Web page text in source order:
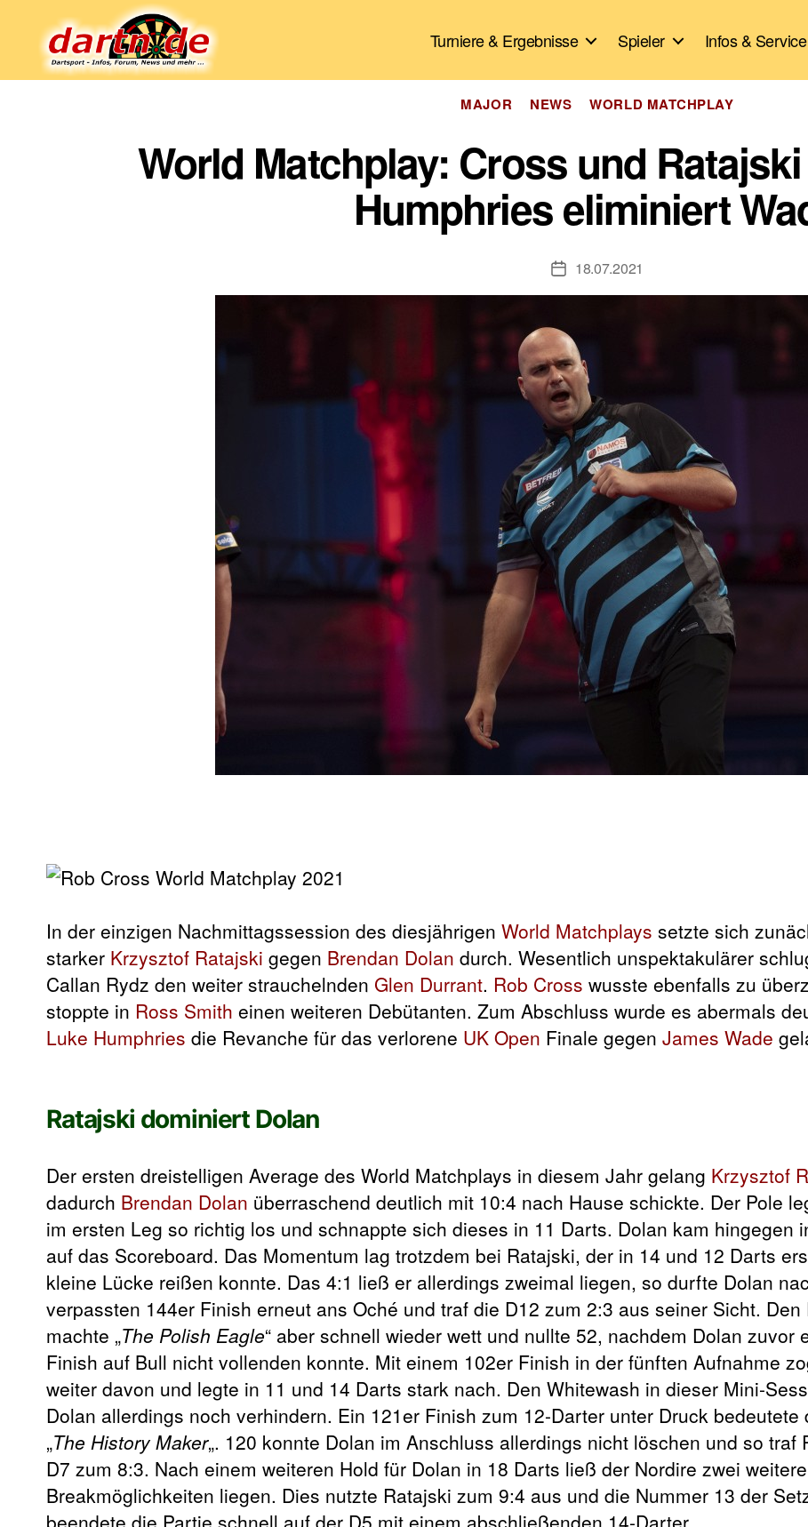
Turniere & Ergebnisse Spieler Infos & Service
Kategorien
MAJOR NEWS WORLD MATCHPLAY
World Matchplay: Cross und
Humphries eliminiert
Veröffentlichungsdatum
18.07.2021
In der einzigen Nachmittagssession des diesjährigen World Matchplays setzte sich
starker Krzysztof Ratajski gegen Brendan Dolan durch. Wesentlich unspektakulärer
Callan Rydz den weiter strauchelnden Glen Durrant. Rob Cross wusste ebenfalls zu
stoppte in Ross Smith einen weiteren Debütanten. Zum Abschluss wurde es abermals
Luke Humphries die Revanche für das verlorene UK Open Finale gegen James Wade
Ratajski dominiert Dolan
Der ersten dreistelligen Average des World Matchplays in diesem Jahr gelang Krzysztof
dadurch Brendan Dolan überraschend deutlich mit 10:4 nach Hause schickte. Der Pole
im ersten Leg so richtig los und schnappte sich dieses in 11 Darts. Dolan kam hingegen
auf das Scoreboard. Das Momentum lag trotzdem bei Ratajski, der in 14 und 12 Darts
kleine Lücke reißen konnte. Das 4:1 ließ er allerdings zweimal liegen, so durfte Dolan
verpassten 144er Finish erneut ans Oché und traf die D12 zum 2:3 aus seiner Sicht. Den
machte „The Polish Eagle“ aber schnell wieder wett und nullte 52, nachdem Dolan zuvor
Finish auf Bull nicht vollenden konnte. Mit einem 102er Finish in der fünften Aufnahme
weiter davon und legte in 11 und 14 Darts stark nach. Den Whitewash in dieser Mini-
Dolan allerdings noch verhindern. Ein 121er Finish zum 12-Darter unter Druck bedeutete
„The History Maker„. 120 konnte Dolan im Anschluss allerdings nicht löschen und so traf
D7 zum 8:3. Nach einem weiteren Hold für Dolan in 18 Darts ließ der Nordire zwei weitere
Breakmöglichkeiten liegen. Dies nutzte Ratajski zum 9:4 aus und die Nummer 13 der
beendete die Partie schnell auf der D5 mit einem abschließenden 14-Darter.